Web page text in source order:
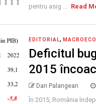
pentru asig ... Read
EDITORIAL,
Deficitul
2015
Dan Palangean
În 2015, România